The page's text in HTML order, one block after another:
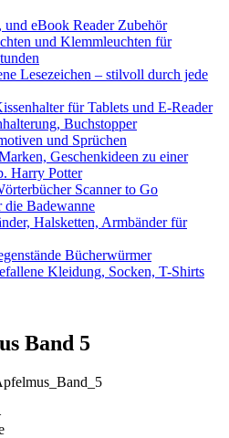
und eBook Reader Zubehör
und Klemmleuchten für
Lesezeichen – stilvoll durch jede
für Tablets und E-Reader
Buchstopper
und Sprüchen
Geschenkideen zu einer
Harry Potter
Scanner to Go
die Badewanne
Halsketten, Armbänder für
Bücherwürmer
Kleidung, Socken, T-Shirts
Band 5